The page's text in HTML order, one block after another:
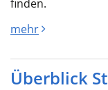
finden.
mehr
Überblick